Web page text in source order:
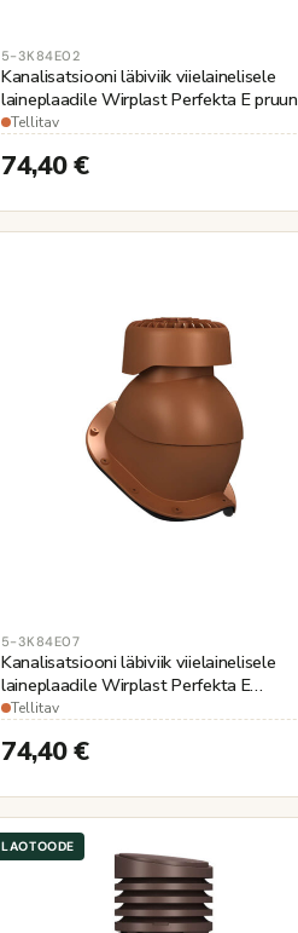
5-3K84E02
Kanalisatsiooni läbiviik viielainelisele
laineplaadile Wirplast Perfekta E pruun
Ø110mm
Tellitav
74,40€
5-3K84E07
Kanalisatsiooni läbiviik viielainelisele
laineplaadile Wirplast Perfekta E
tellisepunane Ø110mm
Tellitav
74,40€
LAOTOODE